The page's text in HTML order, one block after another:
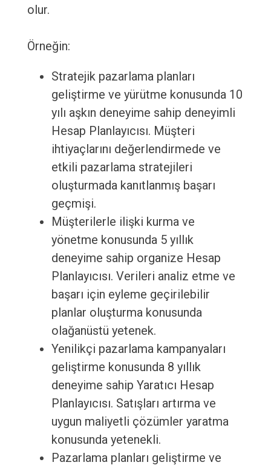
olur.
Örneğin:
Stratejik pazarlama planları
geliştirme ve yürütme konusunda 10
yılı aşkın deneyime sahip deneyimli
Hesap Planlayıcısı. Müşteri
ihtiyaçlarını değerlendirmede ve
etkili pazarlama stratejileri
oluşturmada kanıtlanmış başarı
geçmişi.
Müşterilerle ilişki kurma ve
yönetme konusunda 5 yıllık
deneyime sahip organize Hesap
Planlayıcısı. Verileri analiz etme ve
başarı için eyleme geçirilebilir
planlar oluşturma konusunda
olağanüstü yetenek.
Yenilikçi pazarlama kampanyaları
geliştirme konusunda 8 yıllık
deneyime sahip Yaratıcı Hesap
Planlayıcısı. Satışları artırma ve
uygun maliyetli çözümler yaratma
konusunda yetenekli.
Pazarlama planları geliştirme ve